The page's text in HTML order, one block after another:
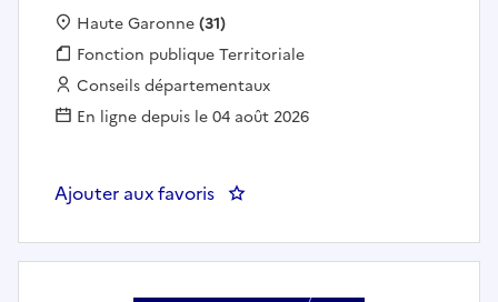
Localisation :
Haute Garonne(31)
Fonction publique :
Fonction publique Territoriale
Employeur :
Conseils départementaux
En ligne depuis le 04 août 2026
Ajouter aux favoris : Un assistant ou une